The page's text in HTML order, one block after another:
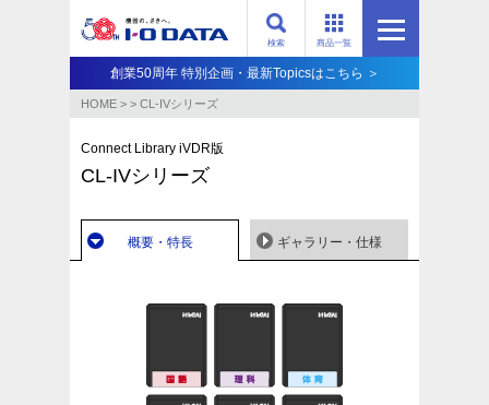
商品一覧
検索
創業50周年 特別企画・最新Topicsはこちら ＞
HOME > > CL-IVシリーズ
Connect Library iVDR版
CL-IVシリーズ
概要・特長 ギャラリー・仕様